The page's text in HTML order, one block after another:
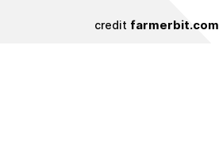
credit farmerbit.com